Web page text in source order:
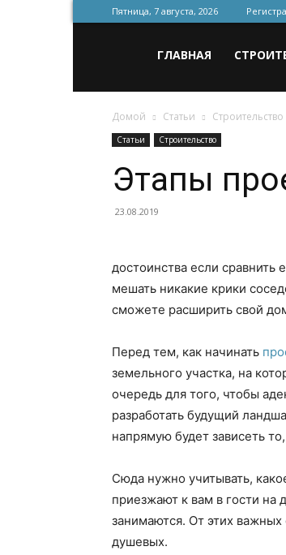
Пятница, 7 августа, 2026
для
строительства
ремонта
ГЛАВНАЯ
Домой Статьи Строительство
Статьи Строительство
Этапы
23.08.2019
достоинства если сравнить
мешать никакие крики
сможете расширить свой
Перед тем, как начинать
земельного участка, на
очередь для того, чтобы
разработать будущий
напрямую будет зависеть
Сюда нужно учитывать,
приезжают к вам в гости на
занимаются. От этих важных
душевых.